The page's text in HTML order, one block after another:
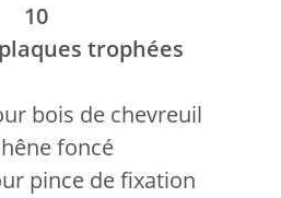
10
trophées
bois de chevreuil
foncé
pince de fixation